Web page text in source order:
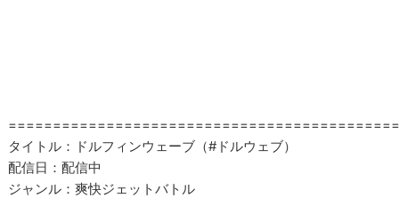
タイトル：ドルフィンウェーブ（#ドルウェブ）
配信日：配信中
ジャンル：爽快ジェットバトル